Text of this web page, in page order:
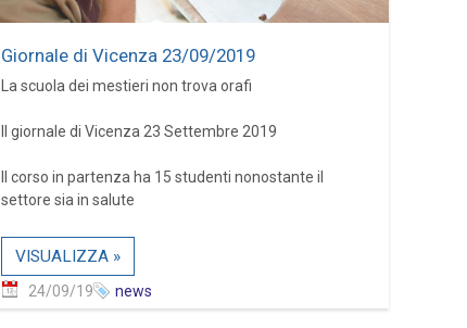
Giornale di Vicenza 23/09/2019
La scuola dei mestieri non trova orafi
Il giornale di Vicenza 23 Settembre 2019
Il corso in partenza ha 15 studenti nonostante il
settore sia in salute
VISUALIZZA »
24/09/19 news